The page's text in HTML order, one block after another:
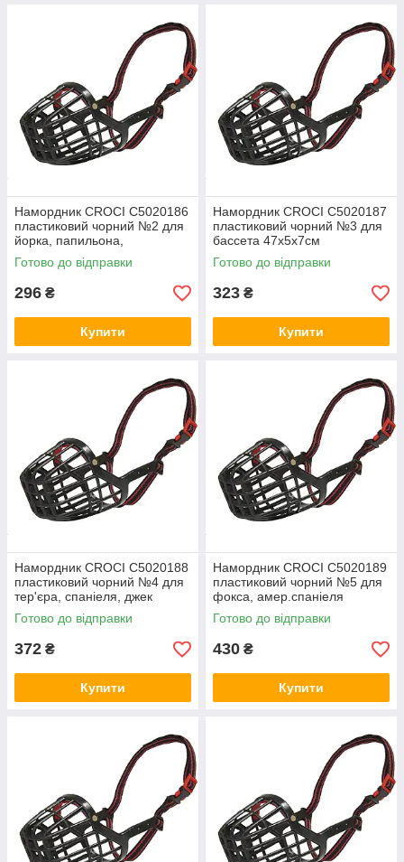
Намордник CROCI C5020186
пластиковий чорний №2 для
йорка, папильона,
карликового пуделя 45х5х6
см
Готово до відправки
296 ₴
Купити
Намордник CROCI C5020187
пластиковий чорний №3 для
бассета 47х5х7см
Готово до відправки
323 ₴
Купити
Намордник CROCI C5020188
пластиковий чорний №4 для
тер'єра, спаніеля, джек
рассела 50х5х7 см
Готово до відправки
372 ₴
Купити
Намордник CROCI C5020189
пластиковий чорний №5 для
фокса, амер.спаніеля
55х6х8см
Готово до відправки
430 ₴
Купити